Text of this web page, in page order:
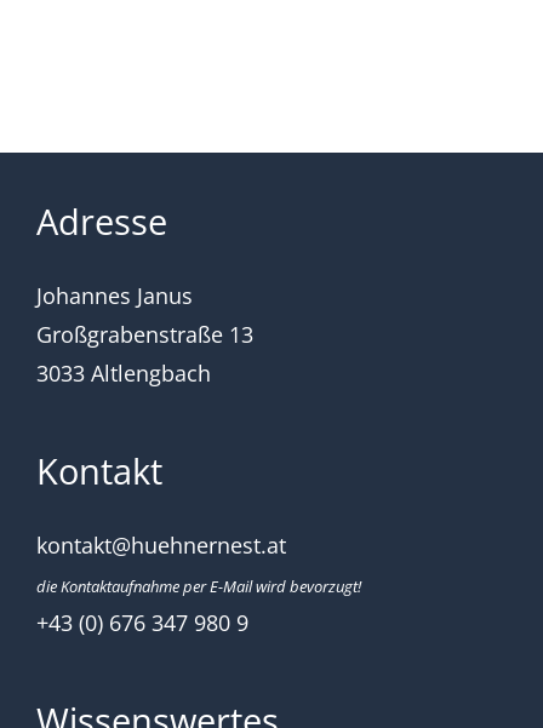
Adresse
Johannes Janus
Großgrabenstraße 13
3033 Altlengbach
Kontakt
kontakt@huehnernest.at
die Kontaktaufnahme per E-Mail wird bevorzugt!
+43 (0) 676 347 980 9